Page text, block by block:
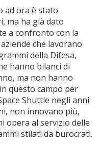
ad ora è stato
ma ha già dato
a confronto con la
che lavorano
della Difesa,
hanno bilanci di
ma non hanno
questo campo per
Shuttle negli anni
non innovano più,
opera al servizio delle
stilati da burocrati.